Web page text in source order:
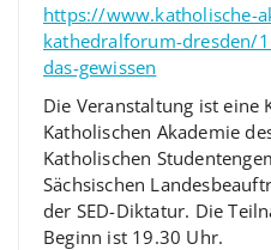
https://www.katholische-
kathedralforum-dresden/
das-gewissen
Die Veranstaltung ist eine
Katholischen Akademie
Katholischen
Sächsischen
der SED-Diktatur. Die
Beginn ist 19.30 Uhr.